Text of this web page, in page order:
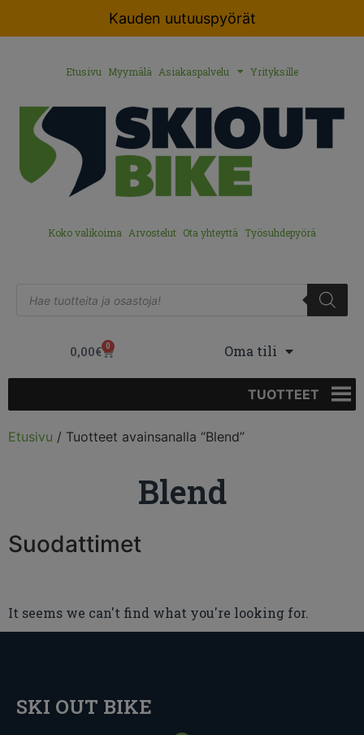
Kauden uutuuspyörät
Etusivu Myymälä Asiakaspalvelu Yrityksille
Koko valikoima Arvostelut Ota yhteyttä Työsuhdepyörä
0,00€ 0 Oma tili
TUOTTEET
Etusivu / Tuotteet avainsanalla “Blend”
Blend
Suodattimet
It seems we can't find what you're looking for.
SKI OUT BIKE